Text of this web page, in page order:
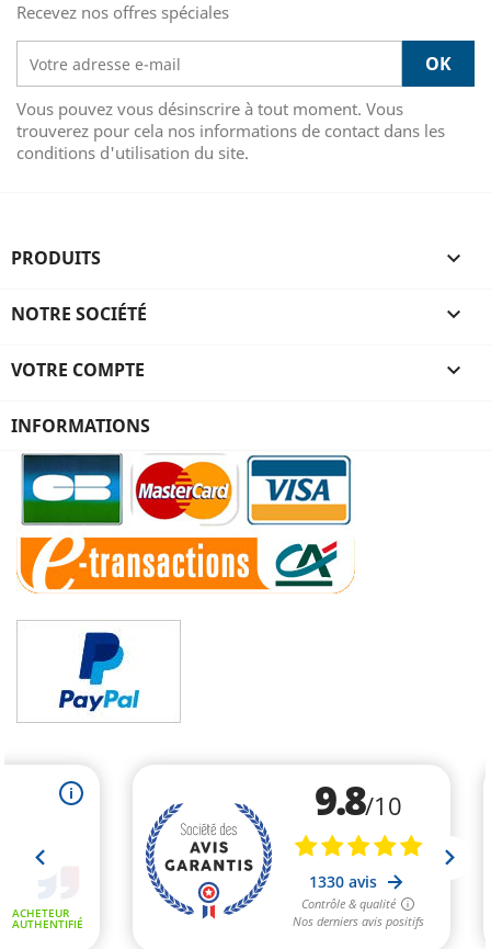
Recevez nos offres spéciales
Vous pouvez vous désinscrire à tout moment. Vous
trouverez pour cela nos informations de contact dans les
conditions d'utilisation du site.
PRODUITS 
NOTRE SOCIÉTÉ 
VOTRE COMPTE 
INFORMATIONS